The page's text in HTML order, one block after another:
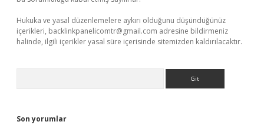
Hukuka ve yasal düzenlemelere aykırı olduğunu düşündüğünüz
içerikleri, backlinkpanelicomtr@gmail.com adresine bildirmeniz
halinde, ilgili içerikler yasal süre içerisinde sitemizden kaldırılacaktır.
Son yorumlar